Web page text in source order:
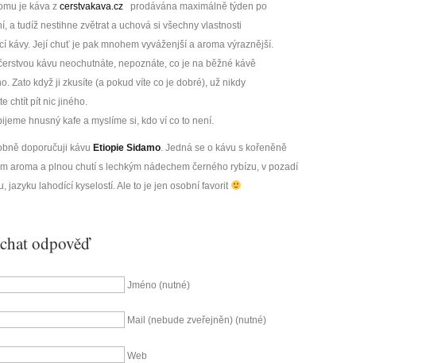
je káva z cerstvakava.cz prodávána maximálně týden po
a tudíž nestihne zvětrat a uchová si všechny vlastnosti
kávy. Její chuť je pak mnohem vyváženjší a aroma výraznější.
kávu neochutnáte, nepoznáte, co je na běžné kávě
Zato když ji zkusíte (a pokud víte co je dobré), už nikdy
chtít pít nic jiného.
hnusný kafe a myslíme si, kdo ví co to není.
doporučuji kávu Etiopie Sidamo. Jedná se o kávu s kořeněně
aroma a plnou chutí s lechkým nádechem černého rybízu, v pozadí
jazyku lahodící kyselostí. Ale to je jen osobní favorit
odpověď
Jméno (nutné)
Mail (nebude zveřejněn) (nutné)
Web